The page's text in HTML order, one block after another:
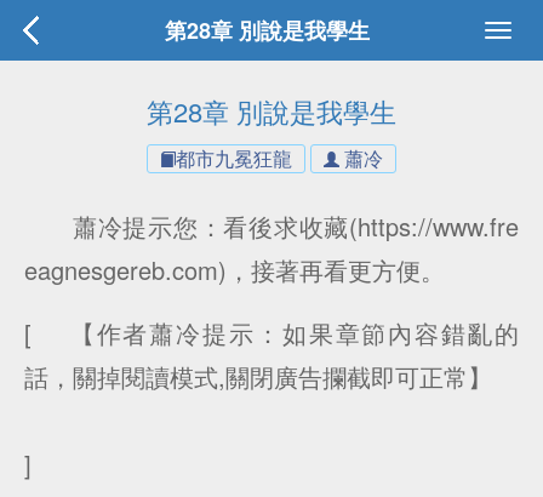
第28章 別說是我學生
第28章 別說是我學生
都市九冕狂龍 蕭冷
蕭冷提示您：看後求收藏(https://www.fre
eagnesgereb.com)，接著再看更方便。
[ 【作者蕭冷提示：如果章節內容錯亂的
話，關掉閱讀模式,關閉廣告攔截即可正常】
]